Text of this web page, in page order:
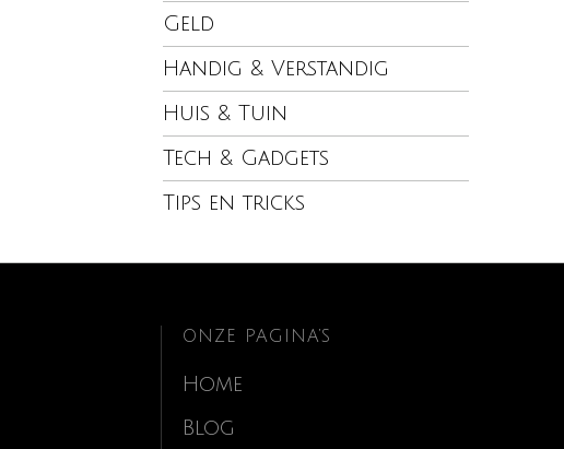
Geld
Handig & Verstandig
Huis & Tuin
Tech & Gadgets
Tips en tricks
ONZE PAGINA’S
Home
Blog